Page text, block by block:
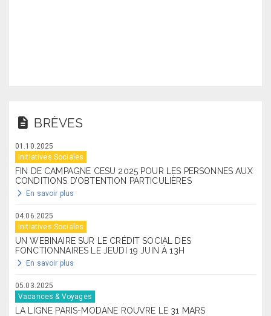
BRÈVES
01.10.2025
Initiatives Sociales
FIN DE CAMPAGNE CESU 2025 POUR LES PERSONNES AUX
CONDITIONS D’OBTENTION PARTICULIÈRES
En savoir plus
04.06.2025
Initiatives Sociales
UN WEBINAIRE SUR LE CRÉDIT SOCIAL DES
FONCTIONNAIRES LE JEUDI 19 JUIN À 13H
En savoir plus
05.03.2025
Vacances & Voyages
LA LIGNE PARIS-MODANE ROUVRE LE 31 MARS